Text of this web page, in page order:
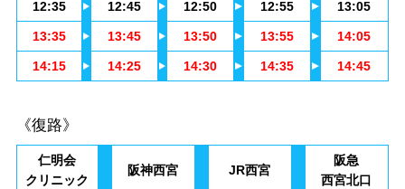
12:35 12:45 12:50 12:55 13:05
13:35 13:45 13:50 13:55 14:05
14:15 14:25 14:30 14:35 14:45
《復路》
仁明会
クリニック
阪神西宮 JR西宮
阪急
西宮北口